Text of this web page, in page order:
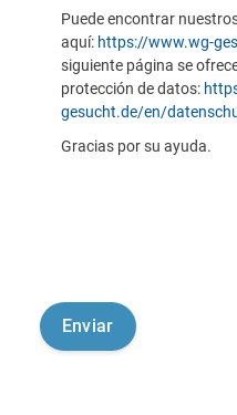
Puede encontrar
aquí: https://www.wg-
siguiente página se
protección de datos:
gesucht.de/en/
Gracias por su ayuda.